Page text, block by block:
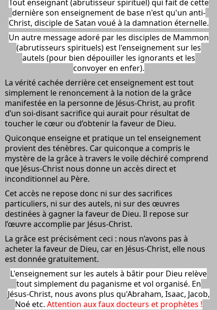
Tout enseignant (abrutisseur spirituel) qui fait de cette
dernière son enseignement de base n'est qu'un anti-
Christ, disciple de Satan voué à la damnation éternelle.
Un autre message adoré par les disciples de Mammon
(abrutisseurs spirituels) est l'enseignement sur les
autels (pour bien dépouiller les ignorants et les
convoyer en enfer).
La vérité cachée derrière cet enseignement est tout
simplement le renoncement à la notion de la grâce
manifestée en la personne de Jésus-Christ, au profit
d’un soi-disant sacrifice qui aurait pour résultat de
toucher le cœur ou d’obtenir la faveur de Dieu.
Quiconque enseigne et pratique un tel enseignement
provient des ténèbres. Car quiconque a compris le
mystère de la grâce à travers le voile déchiré comprend
que Jésus-Christ nous donne un accès direct et
inconditionnel au Père.
Cet accès ne repose donc ni sur des sacrifices
particuliers, ni sur des autels, ni sur des œuvres
destinées à gagner la faveur de Dieu. Il repose sur
l’œuvre accomplie par Jésus-Christ.
La grâce est précisément ceci : nous n’avons pas à
acheter la faveur de Dieu, car en Jésus-Christ, elle nous
est donnée gratuitement.
L'enseignement sur les autels à bâtir pour Dieu relève
tout simplement du paganisme et vol organisé. En
Jésus-Christ, nous avons plus qu'Abraham, Isaac, Jacob,
Noé etc. Attention aux faux docteurs et prophètes !